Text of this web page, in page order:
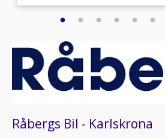
Råbergs Bil - Karlskrona